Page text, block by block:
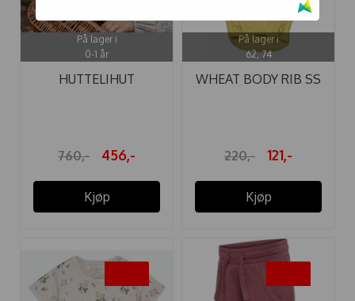
På lager i
0-1 år
HUTTELIHUT
760,- 456,-
Kjøp
På lager i
62, 74
WHEAT BODY RIB SS
220,- 121,-
Kjøp